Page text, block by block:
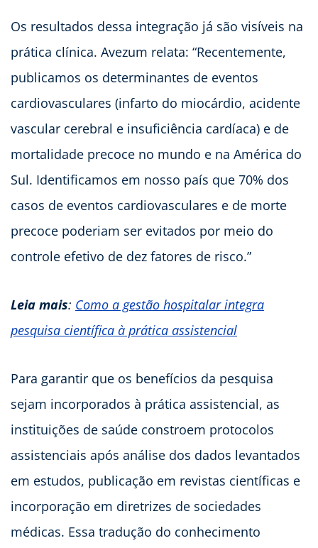
Os resultados dessa integração já são visíveis na
prática clínica. Avezum relata: “Recentemente,
publicamos os determinantes de eventos
cardiovasculares (infarto do miocárdio, acidente
vascular cerebral e insuficiência cardíaca) e de
mortalidade precoce no mundo e na América do
Sul. Identificamos em nosso país que 70% dos
casos de eventos cardiovasculares e de morte
precoce poderiam ser evitados por meio do
controle efetivo de dez fatores de risco.”
Leia mais: Como a gestão hospitalar integra
pesquisa científica à prática assistencial
Para garantir que os benefícios da pesquisa
sejam incorporados à prática assistencial, as
instituições de saúde constroem protocolos
assistenciais após análise dos dados levantados
em estudos, publicação em revistas científicas e
incorporação em diretrizes de sociedades
médicas. Essa tradução do conhecimento